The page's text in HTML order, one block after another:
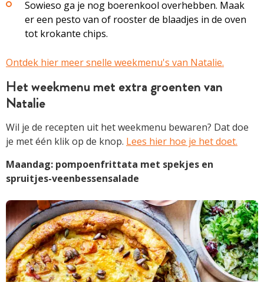
Sowieso ga je nog boerenkool overhebben. Maak
er een pesto van of rooster de blaadjes in de oven
tot krokante chips.
Ontdek hier meer snelle weekmenu's van Natalie.
Het weekmenu met extra groenten van
Natalie
Wil je de recepten uit het weekmenu bewaren? Dat doe
je met één klik op de knop. Lees hier hoe je het doet.
Maandag: pompoenfrittata met spekjes en
spruitjes-veenbessensalade